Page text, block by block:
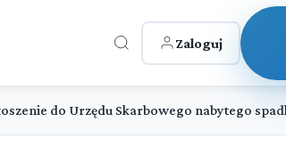
Zaloguj
do Urzędu Skarbowego nabytego